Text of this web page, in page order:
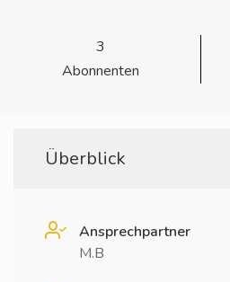
3
Abonnenten
Überblick
Ansprechpartner
M.B